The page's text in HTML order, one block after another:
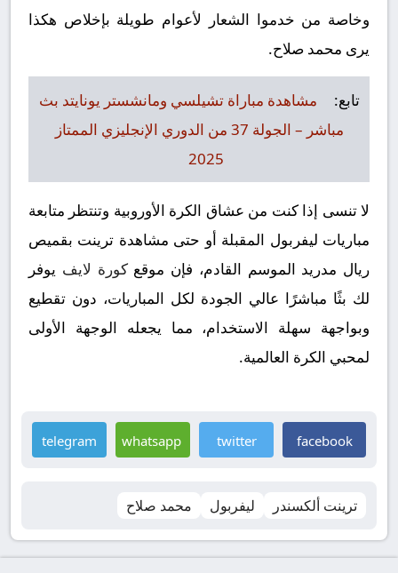
وخاصة من خدموا الشعار لأعوام طويلة بإخلاص هكذا
يرى محمد صلاح.
تابع:
مشاهدة مباراة تشيلسي ومانشستر يونايتد بث
مباشر – الجولة 37 من الدوري الإنجليزي الممتاز
2025
لا تنسى إذا كنت من عشاق الكرة الأوروبية وتنتظر متابعة
مباريات ليفربول المقبلة أو حتى مشاهدة ترينت بقميص
ريال مدريد الموسم القادم، فإن موقعكورة لايف يوفر
لك بثًا مباشرًا عالي الجودة لكل المباريات، دون تقطيع
وبواجهة سهلة الاستخدام، مما يجعله الوجهة الأولى
لمحبي الكرة العالمية.
facebook
twitter
whatsapp
telegram
ترينت ألكسندر ليفربول محمد صلاح